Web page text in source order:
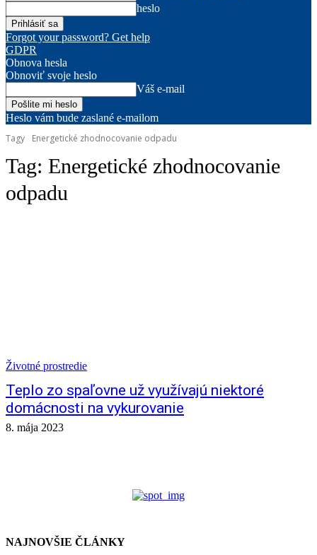
heslo
Forgot your password? Get help
GDPR
Obnova hesla
Obnoviť svoje heslo
Váš e-mail
Heslo vám bude zaslané e-mailom
Tagy
Energetické zhodnocovanie odpadu
Tag: Energetické zhodnocovanie
odpadu
Životné prostredie
Teplo zo spaľovne už využívajú niektoré
domácnosti na vykurovanie
8. mája 2023
NAJNOVŠIE ČLÁNKY